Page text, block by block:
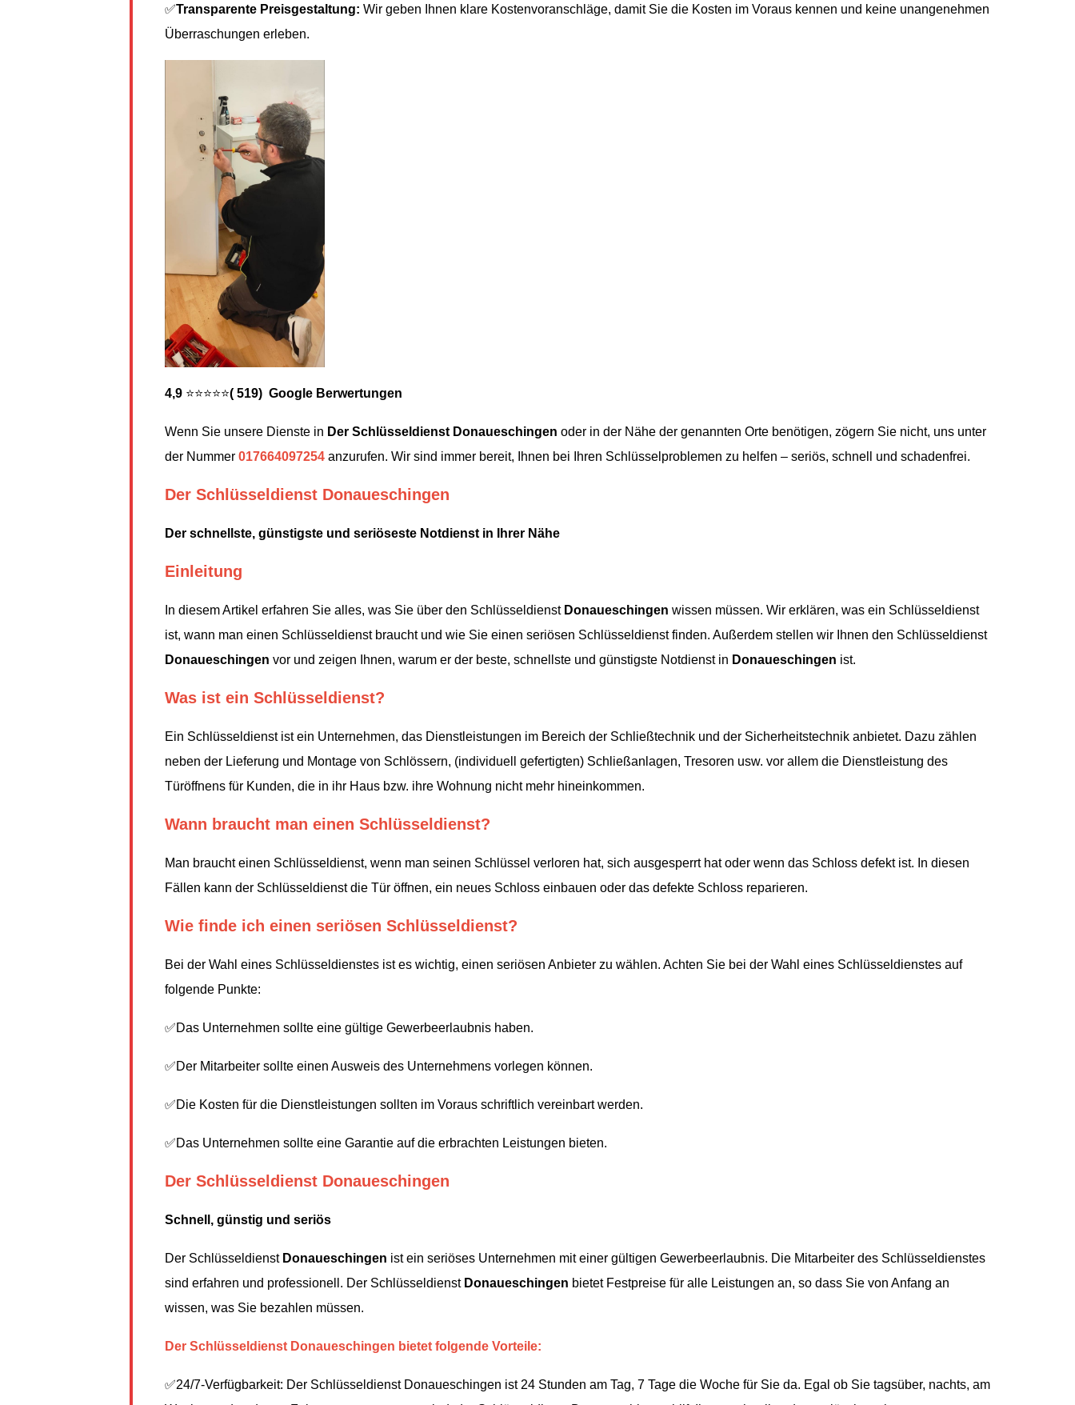
✅Transparente Preisgestaltung: Wir geben Ihnen klare Kostenvoranschläge, damit Sie die Kosten im Voraus kennen und keine unangenehmen
Überraschungen erleben.
4,9 ⭐⭐⭐⭐⭐( 519) Google Berwertungen
Wenn Sie unsere Dienste in Der Schlüsseldienst Donaueschingen oder in der Nähe der genannten Orte benötigen, zögern Sie nicht, uns unter
der Nummer 017664097254 anzurufen. Wir sind immer bereit, Ihnen bei Ihren Schlüsselproblemen zu helfen – seriös, schnell und schadenfrei.
Der Schlüsseldienst Donaueschingen
Der schnellste, günstigste und seriöseste Notdienst in Ihrer Nähe
Einleitung
In diesem Artikel erfahren Sie alles, was Sie über den Schlüsseldienst Donaueschingen wissen müssen. Wir erklären, was ein Schlüsseldienst
ist, wann man einen Schlüsseldienst braucht und wie Sie einen seriösen Schlüsseldienst finden. Außerdem stellen wir Ihnen den Schlüsseldienst
Donaueschingen vor und zeigen Ihnen, warum er der beste, schnellste und günstigste Notdienst in Donaueschingen ist.
Was ist ein Schlüsseldienst?
Ein Schlüsseldienst ist ein Unternehmen, das Dienstleistungen im Bereich der Schließtechnik und der Sicherheitstechnik anbietet. Dazu zählen
neben der Lieferung und Montage von Schlössern, (individuell gefertigten) Schließanlagen, Tresoren usw. vor allem die Dienstleistung des
Türöffnens für Kunden, die in ihr Haus bzw. ihre Wohnung nicht mehr hineinkommen.
Wann braucht man einen Schlüsseldienst?
Man braucht einen Schlüsseldienst, wenn man seinen Schlüssel verloren hat, sich ausgesperrt hat oder wenn das Schloss defekt ist. In diesen
Fällen kann der Schlüsseldienst die Tür öffnen, ein neues Schloss einbauen oder das defekte Schloss reparieren.
Wie finde ich einen seriösen Schlüsseldienst?
Bei der Wahl eines Schlüsseldienstes ist es wichtig, einen seriösen Anbieter zu wählen. Achten Sie bei der Wahl eines Schlüsseldienstes auf
folgende Punkte:
✅Das Unternehmen sollte eine gültige Gewerbeerlaubnis haben.
✅Der Mitarbeiter sollte einen Ausweis des Unternehmens vorlegen können.
✅Die Kosten für die Dienstleistungen sollten im Voraus schriftlich vereinbart werden.
✅Das Unternehmen sollte eine Garantie auf die erbrachten Leistungen bieten.
Der Schlüsseldienst Donaueschingen
Schnell, günstig und seriös
Der Schlüsseldienst Donaueschingen ist ein seriöses Unternehmen mit einer gültigen Gewerbeerlaubnis. Die Mitarbeiter des Schlüsseldienstes
sind erfahren und professionell. Der Schlüsseldienst Donaueschingen bietet Festpreise für alle Leistungen an, so dass Sie von Anfang an
wissen, was Sie bezahlen müssen.
Der Schlüsseldienst Donaueschingen bietet folgende Vorteile:
✅24/7-Verfügbarkeit: Der Schlüsseldienst Donaueschingen ist 24 Stunden am Tag, 7 Tage die Woche für Sie da. Egal ob Sie tagsüber, nachts, am